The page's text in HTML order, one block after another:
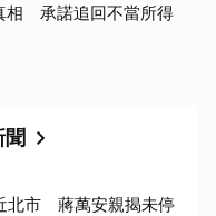
相 承諾追回不當所得
北市 蔣萬安親揭未停